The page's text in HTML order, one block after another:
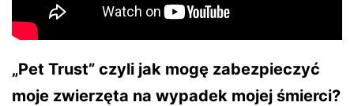
„Pet Trust” czyli jak mogę zabezpieczyć
moje zwierzęta na wypadek mojej śmierci?